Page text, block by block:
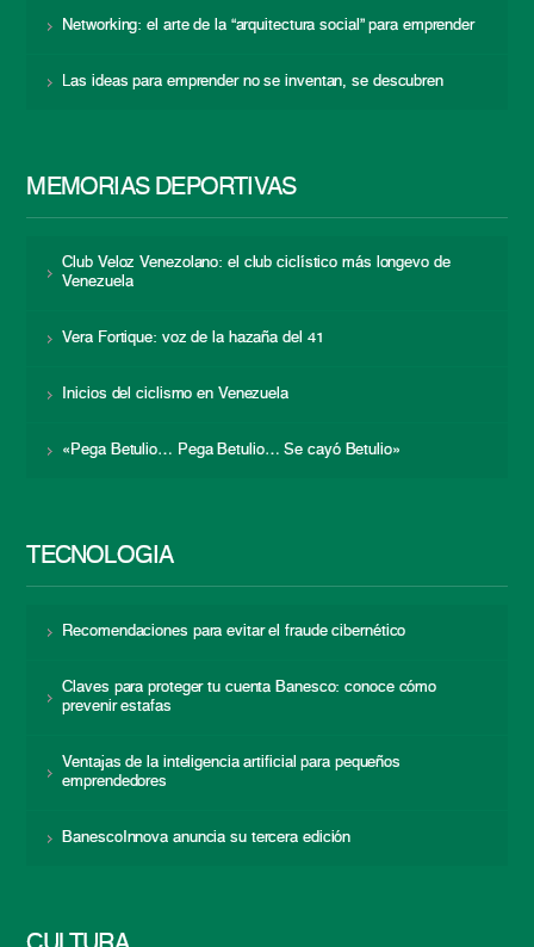
Networking: el arte de la “arquitectura social” para emprender
Las ideas para emprender no se inventan, se descubren
MEMORIAS DEPORTIVAS
Club Veloz Venezolano: el club ciclístico más longevo de
Venezuela
Vera Fortique: voz de la hazaña del 41
Inicios del ciclismo en Venezuela
«Pega Betulio… Pega Betulio… Se cayó Betulio»
TECNOLOGÍA
Recomendaciones para evitar el fraude cibernético
Claves para proteger tu cuenta Banesco: conoce cómo
prevenir estafas
Ventajas de la inteligencia artificial para pequeños
emprendedores
BanescoInnova anuncia su tercera edición